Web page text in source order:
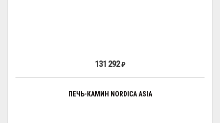
131 292₽
ПЕЧЬ-КАМИН NORDICA ASIA